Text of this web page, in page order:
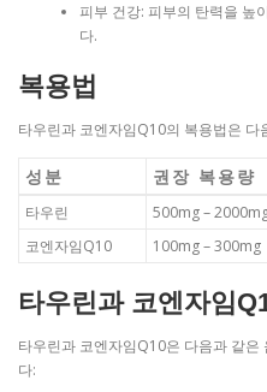
피부 건강: 피부의 탄력을 높
다.
복용법
타우린과 코엔자임Q10의 복용법은 다
성분 권장 복용량
타우린 500mg –
코엔자임Q10
100mg – 300mg
타우린과 코엔자임
타우린과 코엔자임Q10은 다음과 같은
다: